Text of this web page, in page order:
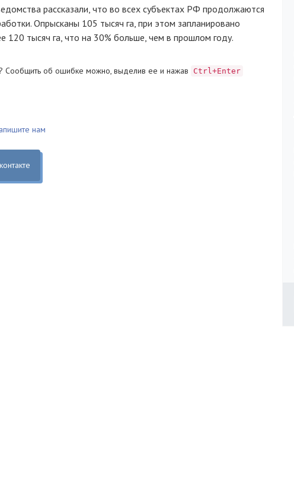
рассказали, что во всех субъектах РФ продолжаются
Опрысканы 105 тысяч га, при этом запланировано
120 тысяч га, что на 30% больше, чем в прошлом году.
Cообщить об ошибке можно, выделив ее и нажав Ctrl+Enter
нам